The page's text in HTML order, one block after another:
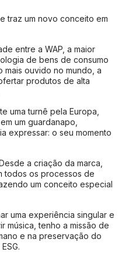
traz um novo conceito em
entre a WAP, a maior
de bens de consumo
mais ouvido no mundo, a
produtos de alta
uma turnê pela Europa,
um guardanapo,
expressar: o seu momento
a criação da marca,
todos os processos de
um conceito especial
uma experiência singular e
música, tenho a missão de
e na preservação do